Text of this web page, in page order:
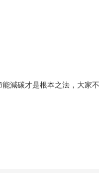
減碳才是根本之法，大家